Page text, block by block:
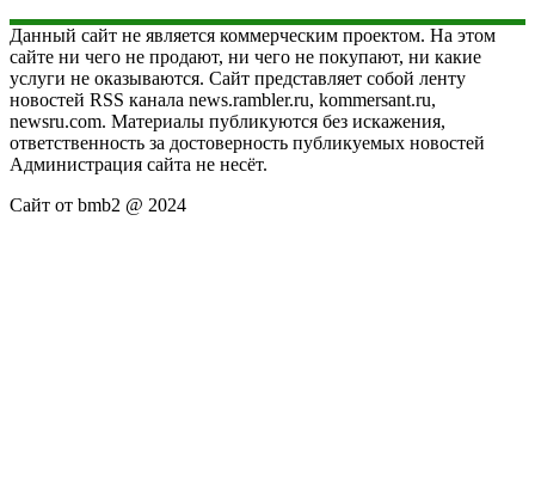
Данный сайт не является коммерческим проектом. На этом
сайте ни чего не продают, ни чего не покупают, ни какие
услуги не оказываются. Сайт представляет собой ленту
новостей RSS канала news.rambler.ru, kommersant.ru,
newsru.com. Материалы публикуются без искажения,
ответственность за достоверность публикуемых новостей
Администрация сайта не несёт.
Сайт от bmb2 @ 2024